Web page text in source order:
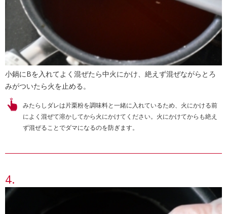
小鍋にBを入れてよく混ぜたら中火にかけ、絶えず混ぜながらとろ
みがついたら火を止める。
みたらしダレは片栗粉を調味料と一緒に入れているため、火にかける前
によく混ぜて溶かしてから火にかけてください。火にかけてからも絶え
ず混ぜることでダマになるのを防ぎます。